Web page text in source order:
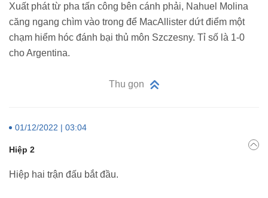
Xuất phát từ pha tấn công bên cánh phải, Nahuel Molina
căng ngang chìm vào trong để MacAllister dứt điểm một
chạm hiểm hóc đánh bại thủ môn Szczesny. Tỉ số là 1-0
cho Argentina.
Thu gọn
01/12/2022 | 03:04
Hiệp 2
Hiệp hai trận đấu bắt đầu.